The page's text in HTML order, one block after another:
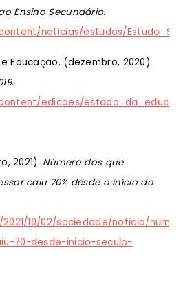
Ensino Secundário.
noticias/estudos/
Educação. (dezembro, 2020).
.
edicoes/
2021). Número dos que
caiu 70% desde o início do
10/02/sociedade/noticia/
70-desde-inicio-seculo-